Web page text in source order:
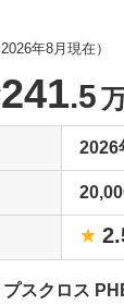
2026年8月 現在）
.5
2026
スクロス